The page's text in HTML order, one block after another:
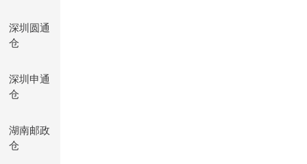
深圳圆通
仓
深圳申通
仓
湖南邮政
仓